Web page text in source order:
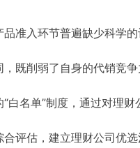
准入环节普遍缺少科学
既削弱了自身的代销竞
白名单”制度，通过对理
评估，建立理财公司优选